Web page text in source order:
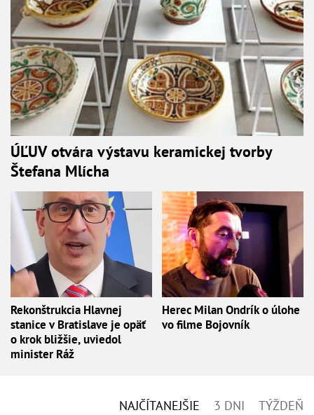
ÚĽUV otvára výstavu keramickej tvorby
Štefana Mlícha
Rekonštrukcia Hlavnej
stanice v Bratislave je opäť
o krok bližšie, uviedol
minister Ráž
Herec Milan Ondrík o úlohe
vo filme Bojovník
NAJČÍTANEJŠIE 3 DNI TÝŽDEŇ